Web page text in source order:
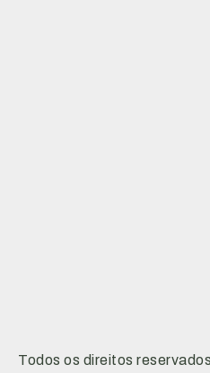
Todos os direitos